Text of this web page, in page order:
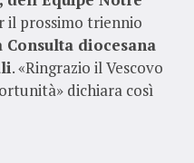
il prossimo triennio
diocesana
. «Ringrazio il Vescovo
dichiara così